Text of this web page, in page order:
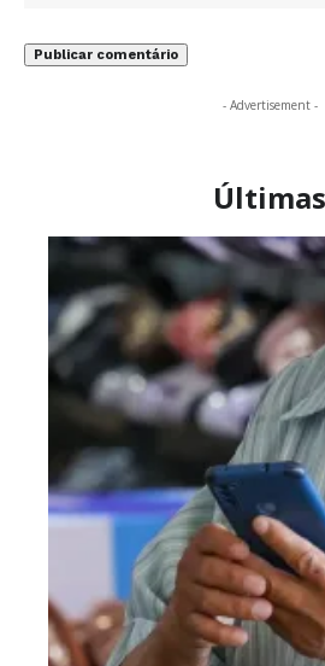
- Advertisement -
Últimas